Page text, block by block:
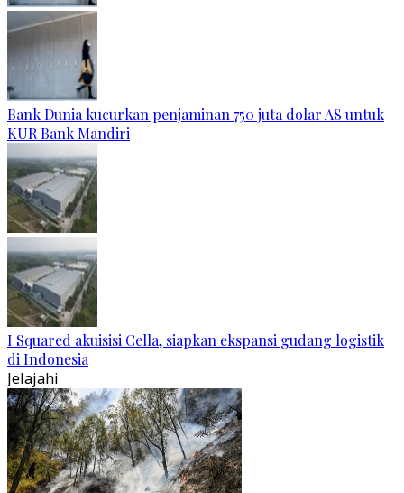
Bank Dunia kucurkan penjaminan 750 juta dolar AS untuk
KUR Bank Mandiri
I Squared akuisisi Cella, siapkan ekspansi gudang logistik
di Indonesia
Jelajahi